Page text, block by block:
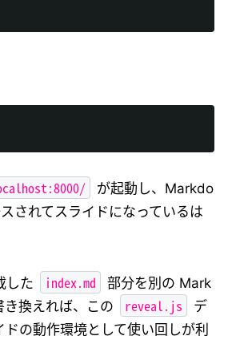
が起動し、Markdo
されてスライドになっているは
した index.md
部分を別の Mark
換えれば、この
reveal.js
デ
の動作環境として使い回しが利